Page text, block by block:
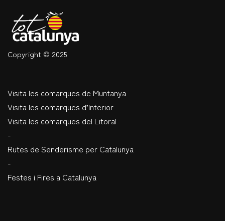
Copyright © 2025
Visita les comarques de Muntanya
Visita les comarques d’Interior
Visita les comarques del Litoral
-
Rutes de Senderisme per Catalunya
-
Festes i Fires a Catalunya